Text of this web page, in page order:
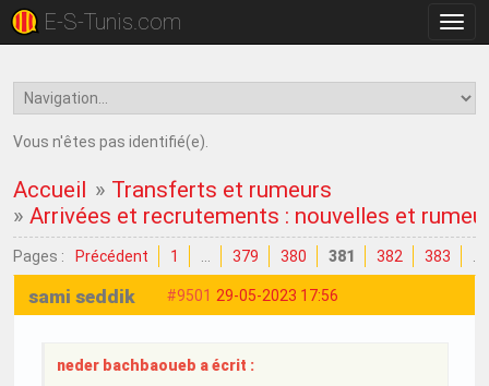
la
E-S-Tunis.com
Vous n'êtes pas identifié(e).
Accueil » Transferts et rumeurs
» Arrivées et recrutements : nouvelles et
Pages : Précédent 1 379 380 381 382 383
#9501 29-05-2023 17:56
sami seddik
neder bachbaoueb a écrit :